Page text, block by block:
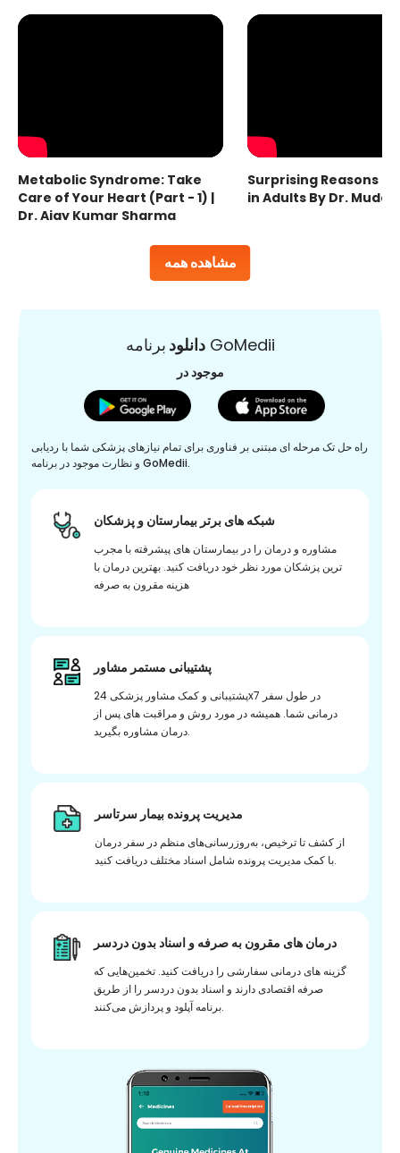
مشاهده همه
Metabolic Syndrome: Take
Care of Your Heart (Part - 1) |
Dr. Ajay Kumar Sharma
Surprising Reasons
in Adults By Dr.
دانلودبرنامه GoMedii
موجود در
راه حل تک مرحله ای مبتنی بر فناوری برای تمام نیازهای پزشکی شما با ردیابی
و نظارت موجود در برنامه GoMedii.
شبکه های برتر بیمارستان و پزشکان
مشاوره و درمان را در بیمارستان های پیشرفته با مجرب
ترین پزشکان مورد نظر خود دریافت کنید. بهترین درمان با
هزینه مقرون به صرفه
پشتیبانی مستمر مشاور
پشتیبانی و کمک مشاور پزشکی 24x7 در طول سفر
درمانی شما. همیشه در مورد روش و مراقبت های پس از
درمان مشاوره بگیرید.
مدیریت پرونده بیمار سرتاسر
از کشف تا ترخیص، به‌روزرسانی‌های منظم در سفر درمان
با کمک مدیریت پرونده شامل اسناد مختلف دریافت کنید.
درمان های مقرون به صرفه و اسناد بدون دردسر
گزینه های درمانی سفارشی را دریافت کنید. تخمین‌هایی که
صرفه اقتصادی دارند و اسناد بدون دردسر را از طریق
برنامه آپلود و پردازش می‌کنند.